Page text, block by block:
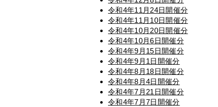
令和4年11月24日開催分
令和4年11月10日開催分
令和4年10月20日開催分
令和4年10月6日開催分
令和4年9月15日開催分
令和4年9月1日開催分
令和4年8月18日開催分
令和4年8月4日開催分
令和4年7月21日開催分
令和4年7月7日開催分